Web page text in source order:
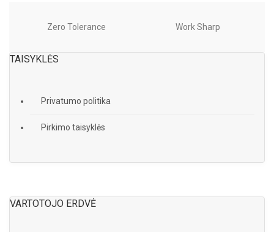
Zero Tolerance Work Sharp
TAISYKLĖS
Privatumo politika
Pirkimo taisyklės
VARTOTOJO ERDVĖ